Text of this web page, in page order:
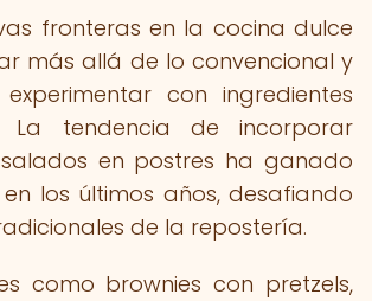
fronteras en la cocina dulce
más allá de lo convencional y
con ingredientes
La tendencia de incorporar
en postres ha ganado
los últimos años, desafiando
de la repostería.
como brownies con pretzels,